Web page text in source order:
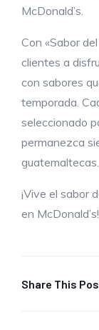
McDonald’s.
Con «Sabor
clientes a
con sabores
temporada.
seleccionado
permanezca
guatemaltecas.
¡Vive el sabor
en McDonald’s!
Share This